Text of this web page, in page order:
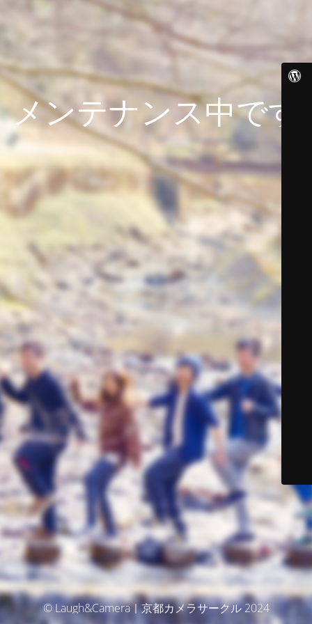
メンテナンス中です
© Laugh&Camera｜京都カメラサークル 2024